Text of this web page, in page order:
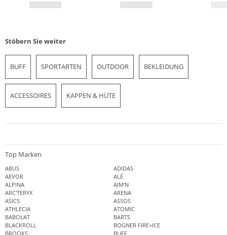
Stöbern Sie weiter
BUFF SPORTARTEN OUTDOOR BEKLEIDUNG
ACCESSOIRES KAPPEN & HÜTE
Top Marken
ABUS
ADIDAS
AEVOR
ALÉ
ALPINA
AIM'N
ARC'TERYX
ARENA
ASICS
ASSOS
ATHLECIA
ATOMIC
BABOLAT
BARTS
BLACKROLL
BOGNER FIRE+ICE
BROOKS
BUFF